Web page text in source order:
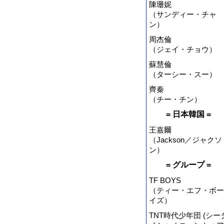
陳珊妮
（サンディー・チャ
ン）
周杰倫
（ジェイ・チョウ）
蘇慧倫
（ターシー・スー）
齊秦
（チー・チン）
= 日本韓国 =
王嘉爾
（Jackson／ジャクソ
ン）
= グループ =
TF BOYS
（ティー・エフ・ボー
イズ）
TNT時代少年団 (シー